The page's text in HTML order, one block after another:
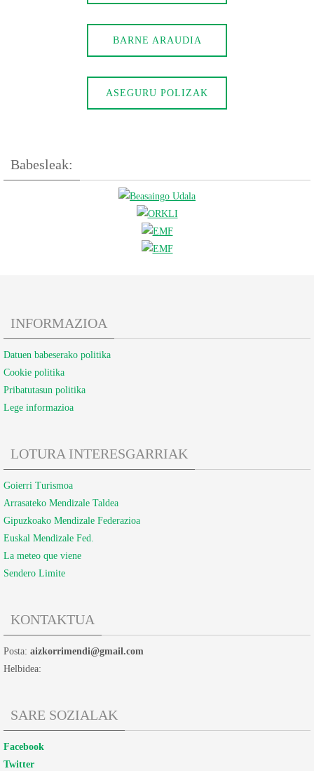
BARNE ARAUDIA
ASEGURU POLIZAK
Babesleak:
INFORMAZIOA
Datuen babeserako politika
Cookie politika
Pribatutasun politika
Lege informazioa
LOTURA INTERESGARRIAK
Goierri Turismoa
Arrasateko Mendizale Taldea
Gipuzkoako Mendizale Federazioa
Euskal Mendizale Fed.
La meteo que viene
Sendero Limite
KONTAKTUA
Posta: aizkorrimendi@gmail.com
Helbidea:
SARE SOZIALAK
Facebook
Twitter